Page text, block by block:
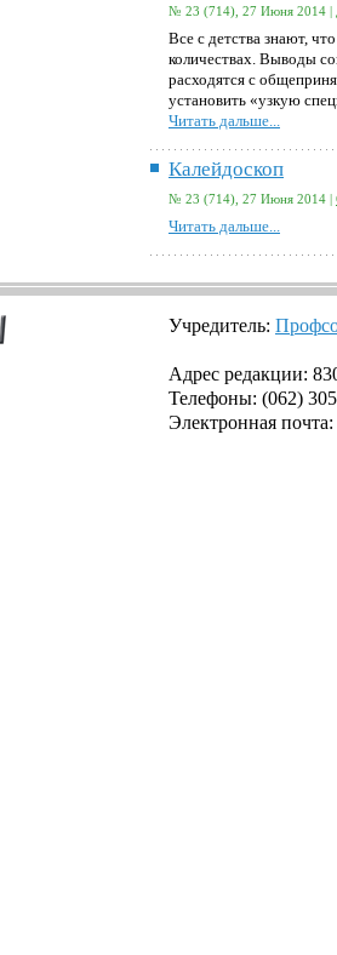
№ 23 (714), 27 Июня 2014 |
Все с детства знают,
количествах. Выводы
расходятся с
установить «узкую
Читать дальше...
Калейдоскоп
№ 23 (714), 27 Июня 2014 |
Читать дальше...
Учредитель:
Адрес редакции:
Телефоны: (062)
Электронная почта: